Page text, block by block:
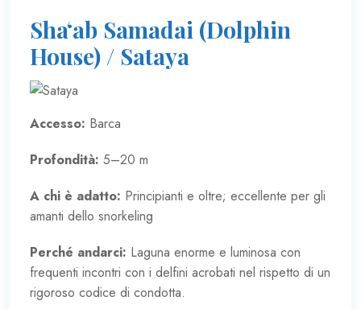
Sha‘ab Samadai (Dolphin
House) / Sataya
Accesso: Barca
Profondità: 5–20 m
A chi è adatto: Principianti e oltre; eccellente per gli
amanti dello snorkeling
Perché andarci: Laguna enorme e luminosa con
frequenti incontri con i delfini acrobati nel rispetto di un
rigoroso codice di condotta.